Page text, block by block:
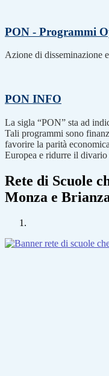
PON - Programmi
Azione di disseminazione
PON INFO
La sigla “PON” sta ad
Tali programmi sono
favorire la parità
Europea e ridurre il
Rete di Scuole
Monza e